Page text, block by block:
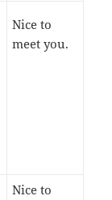
Nice to
meet you.
Nice to